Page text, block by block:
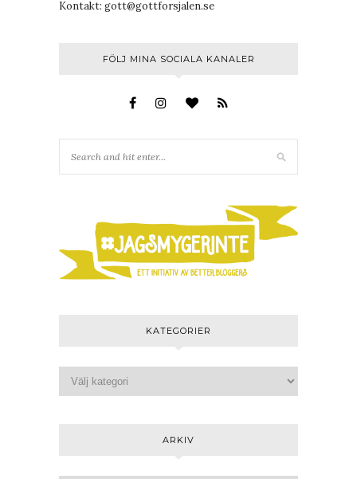
Kontakt: gott@gottforsjalen.se
FÖLJ MINA SOCIALA KANALER
KATEGORIER
ARKIV